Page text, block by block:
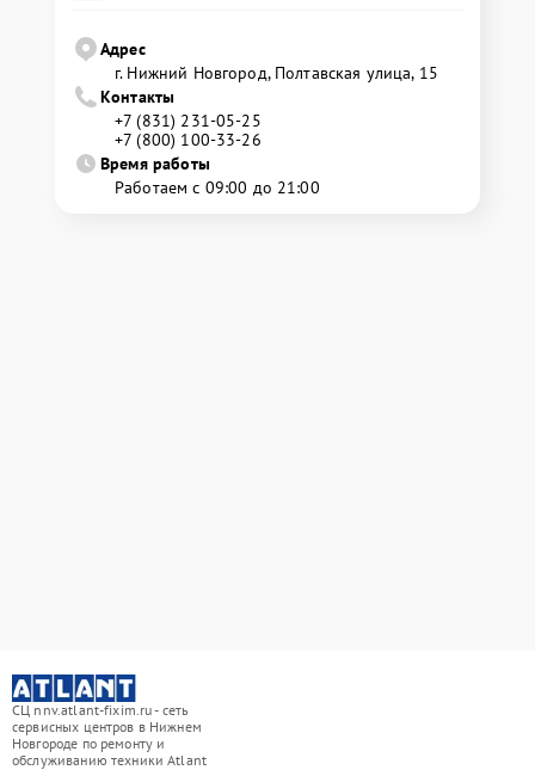
Адрес
г. Нижний Новгород, Полтавская улица, 15
Контакты
+7 (831) 231-05-25
+7 (800) 100-33-26
Время работы
Работаем с 09:00 до 21:00
СЦ nnv.atlant-fixim.ru - сеть
сервисных центров в Нижнем
Новгороде по ремонту и
обслуживанию техники Atlant